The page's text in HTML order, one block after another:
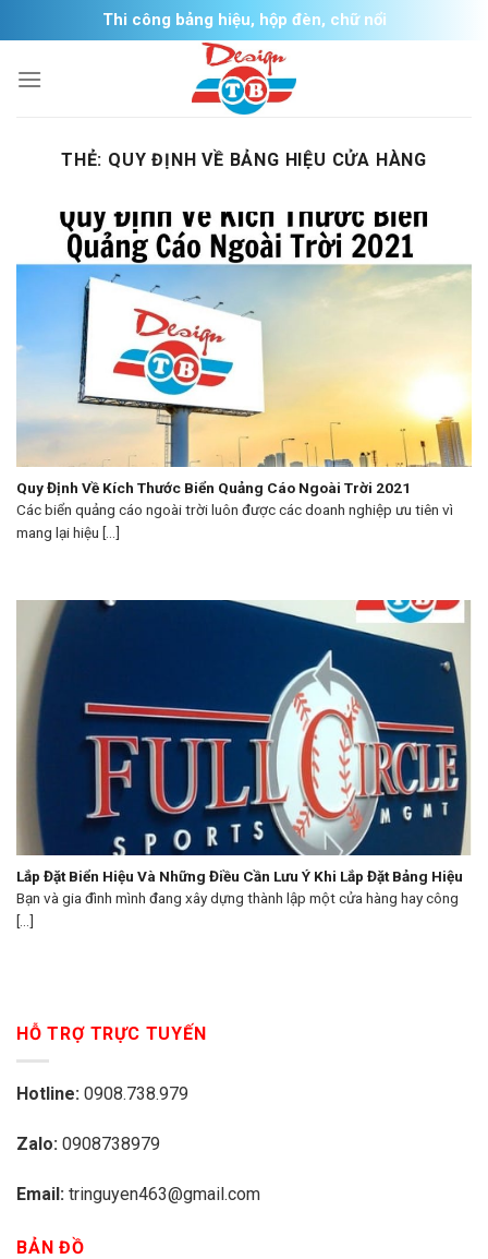
to
content
Thi công bảng hiệu, hộp đèn, chữ nổi
THẺ: QUY ĐỊNH VỀ BẢNG HIỆU CỬA HÀNG
Quy Định Về Kích Thước Biển Quảng Cáo Ngoài Trời 2021
Các biển quảng cáo ngoài trời luôn được các doanh nghiệp ưu tiên vì
mang lại hiệu [...]
Lắp Đặt Biển Hiệu Và Những Điều Cần Lưu Ý Khi Lắp Đặt Bảng Hiệu
Bạn và gia đình mình đang xây dựng thành lập một cửa hàng hay công
[...]
HỖ TRỢ TRỰC TUYẾN
Hotline: 0908.738.979
Zalo: 0908738979
Email: tringuyen463@gmail.com
BẢN ĐỒ